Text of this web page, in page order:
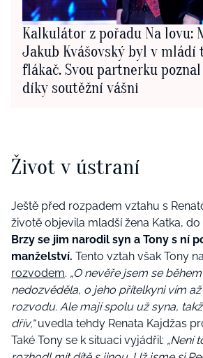
Kalkulátor z pořadu Na lovu:
Jakub Kvášovský byl v mládí
flákač. Svou partnerku poznal
díky soutěžní vášni
Život v ústraní
Ještě před rozpadem vztahu s
životě objevila mladší žena Katka,
Brzy se jim narodil syn a Tony s ní
manželství. Tento vztah však Tony
rozvodem. „O nevěře jsem se
nedozvěděla, o jeho přítelkyni vím
rozvodu. Ale mají spolu už syna,
dřív,“uvedla tehdy Renata Kajdžas
Také Tony se k situaci vyjádřil: „Není